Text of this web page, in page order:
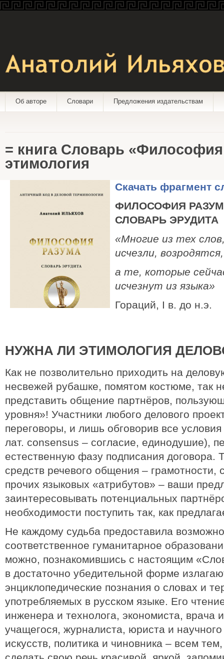
Об авторе Словари Предложения издательствам
= книга Словарь «Философия
этимология
Скачать фрагмент
ФИЛОСОФИЯ
СЛОВАРЬ ЭРУДИТА
«Многие из тех
исчезли, возродятся,
а те, которые
исчезнут из языка»
Гораций, I в. до н.э.
НУЖНА ЛИ ЭТИМОЛОГИЯ
Как не позволительно приходить на
несвежей рубашке, помятом костюме, так
представить общение партнёров,
уровня»! Участники любого делового
переговоры, и лишь обговорив все
лат. consensus – согласие, единодушие),
естественную фазу подписания договора.
средств речевого общения – грамотности,
прочих языковых «атрибутов» – ваши
заинтересовывать потенциальных
необходимости поступить так, как
Не каждому судьба предоставила
соответственное гуманитарное
можно, познакомившись с настоящим
в достаточно убедительной форме
энциклопедические познания о словах и
употребляемых в русском языке. Его
инженера и технолога, экономиста, врача
учащегося, журналиста, юриста и
искусств, политика и чиновника – всем